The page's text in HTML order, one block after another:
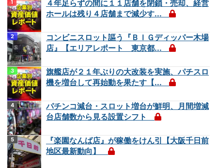
４年足らずの間に１１店舗を閉鎖・売却、経営
ホールは残り４店舗まで減少す...
コンビニスロット謳う『ＢＩＧディッパー木場
店』【エリアレポート 東京都...
旗艦店が２１年ぶりの大改装を実施、パチスロ
機を増台して再始動を果たす【...
パチンコ減台・スロット増台が鮮明、月間増減
台店舗数から見る設置シフト
『楽園なんば店』が稼働をけん引【大阪千日前
地区最新動向】